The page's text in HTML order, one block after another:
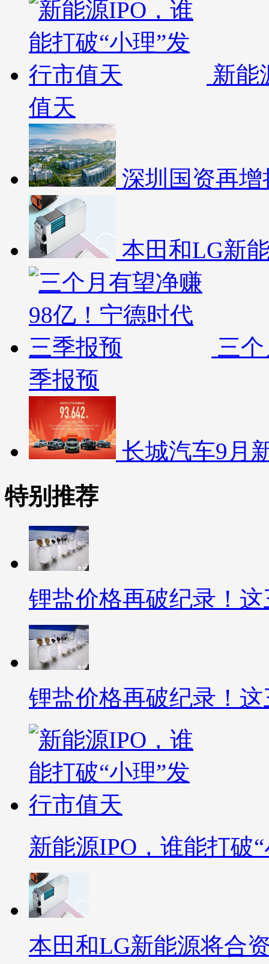
新能
值天
深圳国资再
本田和LG新
三
季报预
长城汽车9月
特别推荐
锂盐价格再破纪录！
锂盐价格再破纪录！
新能源IPO，谁能打破
本田和LG新能源将合